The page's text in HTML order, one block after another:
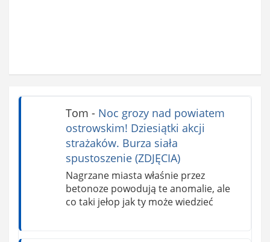
Tom - Noc grozy nad powiatem
ostrowskim! Dziesiątki akcji
strażaków. Burza siała
spustoszenie (ZDJĘCIA)
Nagrzane miasta właśnie przez
betonoze powodują te anomalie, ale
co taki jełop jak ty może wiedzieć